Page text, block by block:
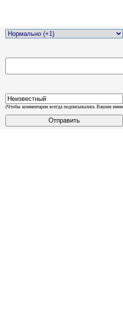
(Чтобы комментарии всегда подписывались Вашим